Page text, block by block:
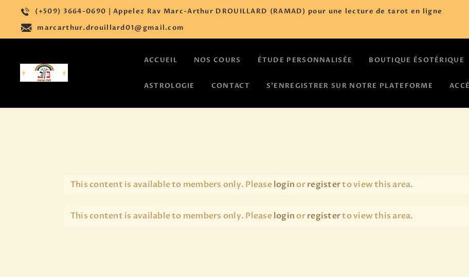
(+509) 3664-0690 | Appelez Rav Marc-Arthur DROUILLARD (RAMAD) pour une lecture de tarot en ligne
marcarthur.drouillard01@gmail.com
ACCUEIL NOS COURS ÉTUDE PERSONNALISÉE BOUTIQUE ÉSOTÉRIQUE
ASTROLOGIE CONTACT S’ENREGISTRER SUR NOTRE PLATEFORME
ACCUEIL
NOS COURS
ÉTUDE
PERSONNALISÉE
BOUTIQUE
D’ÉVÈNEMENTS
ASTROLOGIE
This content is available to members only. Pleaselogin orregisterto view this area.
This content is available to members only. Pleaselogin orregisterto view this area.